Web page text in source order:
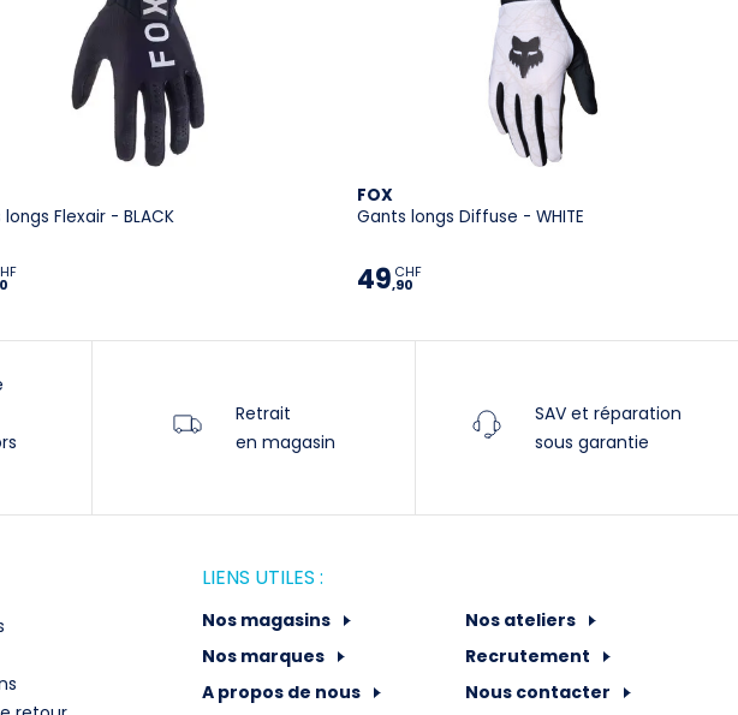
Matériaux légers sur le dos de la main pour un
ajustement parfait et une respirabilité exceptionnelle.
Paume en Clarino® conducteur pour la compatibilité
Polyamide Nylon 53%, Néoprène 13%, Polyuréthane 11%,
Elastane 4%, Polyester 2%, Chlorure de polyvinyle (PCV)
Spécifications techniques :
Univers
VTT
Année
2022
Caractéristiques
Tactile
Oui
Flexair - BLACK
FOX
Gants longs Diffuse - WHITE
49,90
CHF
Retrait
en magasin
SAV et réparation
sous garantie
LIENS UTILES :
Nos magasins
Nos ateliers
Nos marques
Recrutement
A propos de nous
Nous contacter